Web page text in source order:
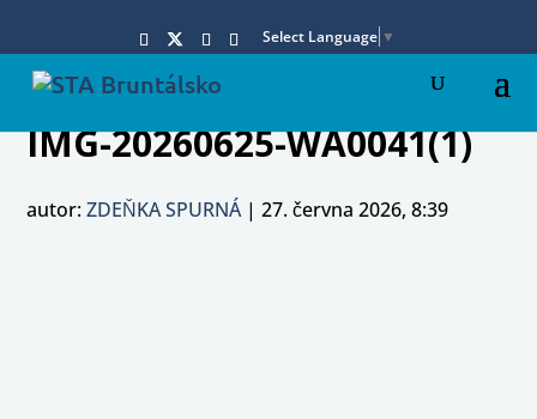
Select Language ▼
IMG-20260625-WA0041(1)
autor:ZDEŇKA SPURNÁ|27. června 2026, 8:39